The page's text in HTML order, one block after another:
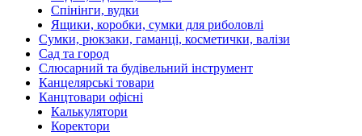
Спінінги, вудки
Ящики, коробки, сумки для риболовлі
Сумки, рюкзаки, гаманці, косметички, валізи
Сад та город
Слюсарний та будівельний інструмент
Канцелярські товари
Канцтовари офісні
Калькулятори
Коректори